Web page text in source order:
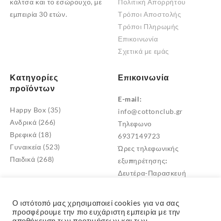
του
προϊόντος
κάλτσα και το εσώρουχο, με
εμπειρία 30 ετών.
Πολιτική Απορρήτου
Τρόποι Αποστολής
Τρόποι Πληρωμής
Επικοινωνία
Σχετικά με εμάς
Κατηγορίες
προϊόντων
Happy Box (35)
Ανδρικά (266)
Βρεφικά (18)
Γυναικεία (523)
Παιδικά (268)
Επικοινωνία
E-mail:
info@cottonclub.gr
Τηλεφωνο
6937149723
Ώρες τηλεφωνικής
εξυπηρέτησης:
Δευτέρα-Παρασκευή
Μεταμόρφωση Αττικής
Ο ιστότοπό μας χρησιμοποιεί cookies για να σας
προσφέρουμε την πιο ευχάριστη εμπειρία με την